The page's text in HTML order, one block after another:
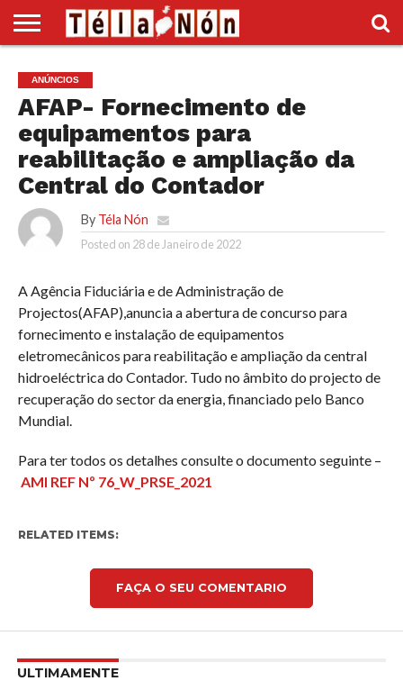
POLÍTICA
ECONOMIA
SOCIEDADE
CULTURA
DESPORTO
SUPLEMENTO
VÍDEOS
ANÚNCIOS
DIVERSOS
ANÚNCIOS
AFAP- Fornecimento de
equipamentos para
reabilitação e ampliação da
Central do Contador
By Téla Nón
Posted on 28 de Janeiro de 2022
A Agência Fiduciária e de Administração de
Projectos(AFAP),anuncia a abertura de concurso para
fornecimento e instalação de equipamentos
eletromecânicos para reabilitação e ampliação da central
hidroeléctrica do Contador. Tudo no âmbito do projecto de
recuperação do sector da energia, financiado pelo Banco
Mundial.
Para ter todos os detalhes consulte o documento seguinte –
AMI REF Nº 76_W_PRSE_2021
RELATED ITEMS:
FAÇA O SEU COMENTARIO
ULTIMAMENTE